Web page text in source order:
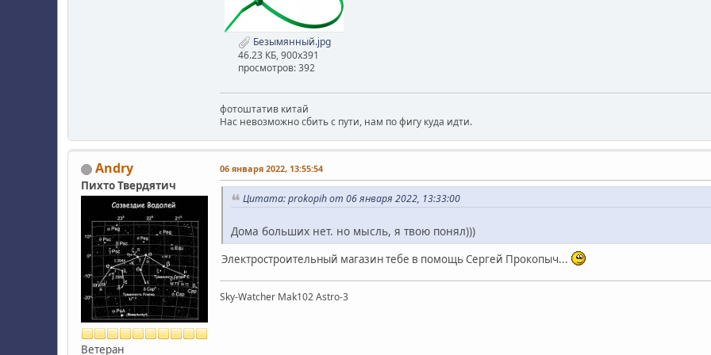
Безымянный.jpg
46.23 КБ, 900x391
просмотров: 392
фотоштатив китай
Нас невозможно сбить с пути, нам по фигу куда идти.
Andry
Пихто Твердятич
Ветеран
06 января 2022, 13:55:54
Цитата: prokopih от 06 января 2022, 13:33:00
Дома больших нет. но мысль, я твою понял)))
Электростроительный магазин тебе в помощь Сергей Прокопыч...
Sky-Watcher Mak102 Astro-3